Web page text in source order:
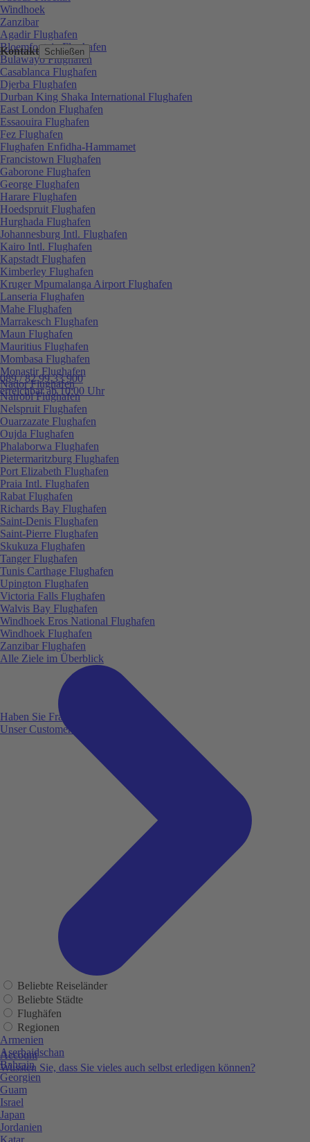
Kontakt Schließen
089 / 82 99 33 900
erreichbar ab 10:00 Uhr
Haben Sie Fragen?
Unser Customer Service ist für Sie da!
Account
Wussten Sie, dass Sie vieles auch selbst erledigen können?
Windhoek
Zanzibar
Agadir Flughafen
Bloemfontein Flughafen
Bulawayo Flughafen
Casablanca Flughafen
Djerba Flughafen
Durban King Shaka International Flughafen
East London Flughafen
Essaouira Flughafen
Fez Flughafen
Flughafen Enfidha-Hammamet
Francistown Flughafen
Gaborone Flughafen
George Flughafen
Harare Flughafen
Hoedspruit Flughafen
Hurghada Flughafen
Johannesburg Intl. Flughafen
Kairo Intl. Flughafen
Kapstadt Flughafen
Kimberley Flughafen
Kruger Mpumalanga Airport Flughafen
Lanseria Flughafen
Mahe Flughafen
Marrakesch Flughafen
Maun Flughafen
Mauritius Flughafen
Mombasa Flughafen
Monastir Flughafen
Nador Flughafen
Nairobi Flughafen
Nelspruit Flughafen
Ouarzazate Flughafen
Oujda Flughafen
Phalaborwa Flughafen
Pietermaritzburg Flughafen
Port Elizabeth Flughafen
Praia Intl. Flughafen
Rabat Flughafen
Richards Bay Flughafen
Saint-Denis Flughafen
Saint-Pierre Flughafen
Skukuza Flughafen
Tanger Flughafen
Tunis Carthage Flughafen
Upington Flughafen
Victoria Falls Flughafen
Walvis Bay Flughafen
Windhoek Eros National Flughafen
Windhoek Flughafen
Zanzibar Flughafen
Alle Ziele im Überblick
Beliebte Reiseländer
Beliebte Städte
Flughäfen
Regionen
Armenien
Aserbaidschan
Bahrain
Georgien
Guam
Israel
Japan
Jordanien
Katar